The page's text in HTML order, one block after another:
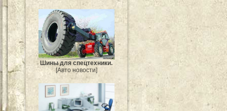
Шины для спецтехники.
[Авто новости]